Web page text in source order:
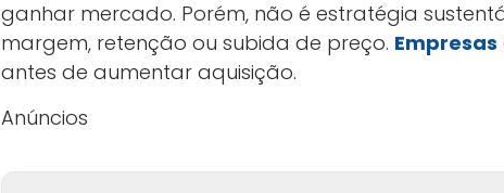
ganhar mercado. Porém, não é estratégia
margem, retenção ou subida de preço. Empresas
antes de aumentar aquisição.
Anúncios